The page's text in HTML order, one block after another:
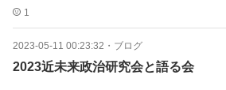
1
2023-05-11 00:23:32 ・ ブログ
2023近未来政治研究会と語る会